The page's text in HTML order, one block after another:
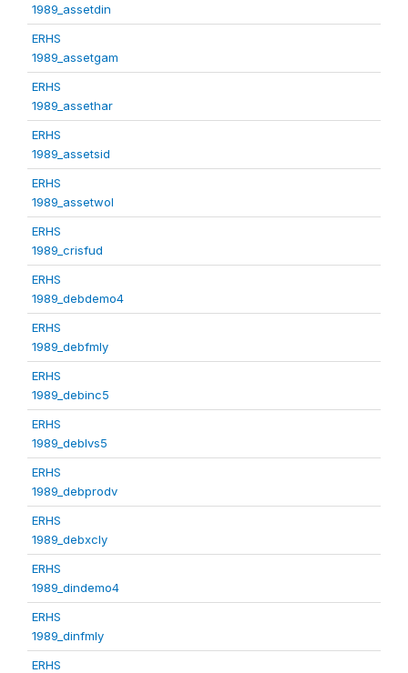
1989_assetdin
ERHS
1989_assetgam
ERHS
1989_assethar
ERHS
1989_assetsid
ERHS
1989_assetwol
ERHS
1989_crisfud
ERHS
1989_debdemo4
ERHS
1989_debfmly
ERHS
1989_debinc5
ERHS
1989_deblvs5
ERHS
1989_debprodv
ERHS
1989_debxcly
ERHS
1989_dindemo4
ERHS
1989_dinfmly
ERHS